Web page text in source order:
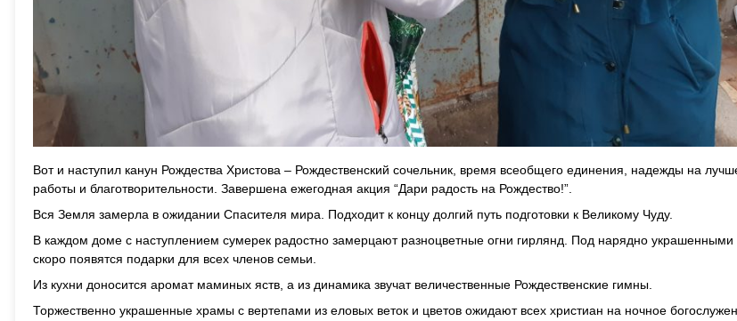
Вот и наступил канун Рождества Христова – Рождественский сочельник, время всеобщего единения, надежды на
работы и благотворительности. Завершена ежегодная акция “Дари радость на Рождество!”.
Вся Земля замерла в ожидании Спасителя мира. Подходит к концу долгий путь подготовки к Великому Чуду.
В каждом доме с наступлением сумерек радостно замерцают разноцветные огни гирлянд. Под нарядно
скоро появятся подарки для всех членов семьи.
Из кухни доносится аромат маминых яств, а из динамика звучат величественные Рождественские гимны.
Торжественно украшенные храмы с вертепами из еловых веток и цветов ожидают всех христиан на ночное